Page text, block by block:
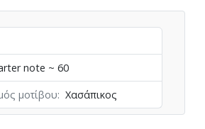
note ~ 60
μοτίβου
Χασάπικος